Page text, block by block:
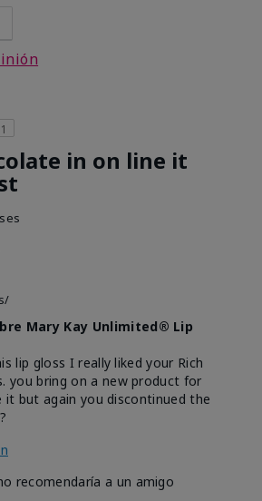
1
in on line it
Mary Kay Unlimited® Lip
lip gloss I really liked your Rich
you bring on a new product for
but again you discontinued the
recomendaría a un amigo